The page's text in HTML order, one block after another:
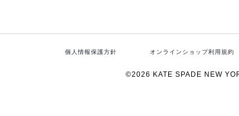
個人情報保護方針 オンラインショップ利用規約
©2026 KATE SPADE NEW